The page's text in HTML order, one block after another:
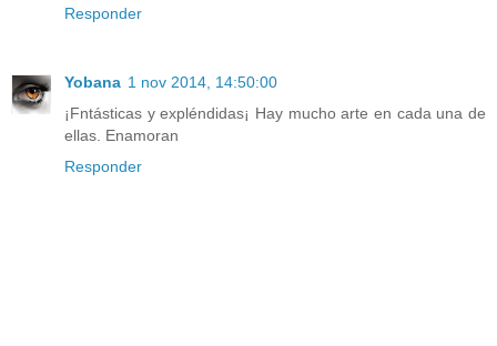
Responder
Yobana 1 nov 2014, 14:50:00
¡Fntásticas y expléndidas¡ Hay mucho arte en cada una de
ellas. Enamoran
Responder